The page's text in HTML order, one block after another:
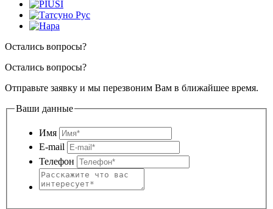
Остались вопросы?
Остались вопросы?
Отправьте заявку и мы перезвоним Вам в ближайшее время.
Ваши данные
Имя
E-mail
Телефон